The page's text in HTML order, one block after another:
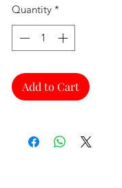
Quantity *
Add to Cart